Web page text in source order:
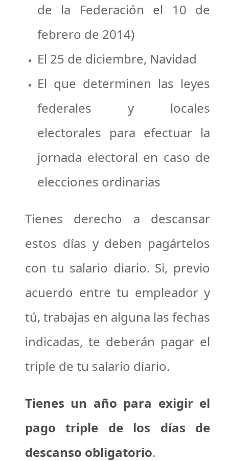
de la Federación el 10 de
febrero de 2014)
El 25 de diciembre, Navidad
El que determinen las leyes
federales y locales
electorales para efectuar la
jornada electoral en caso de
elecciones ordinarias
Tienes derecho a descansar
estos días y deben pagártelos
con tu salario diario. Si, previo
acuerdo entre tu empleador y
tú, trabajas en alguna las fechas
indicadas, te deberán pagar el
triple de tu salario diario.
Tienes un año para exigir el
pago triple de los días de
descanso obligatorio.